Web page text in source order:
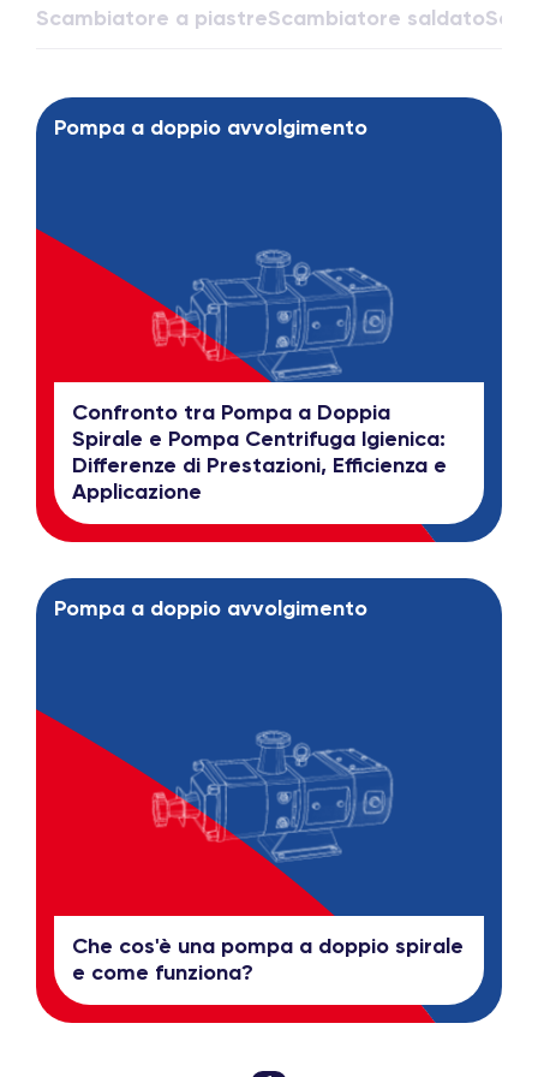
Scambiatore a piastreScambiatore saldato
Pompa a doppio avvolgimento
Confronto tra Pompa a Doppia
Spirale e Pompa Centrifuga Igienica:
Differenze di Prestazioni, Efficienza e
Applicazione
Pompa a doppio avvolgimento
Che cos'è una pompa a doppio spirale
e come funziona?